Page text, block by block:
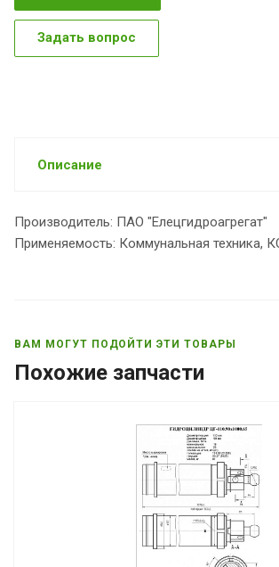
Задать вопрос
Описание
Производитель: ПАО "Елецгидроагрегат"
Применяемость: Коммунальная техника,
ВАМ МОГУТ ПОДОЙТИ ЭТИ ТОВАРЫ
Похожие запчасти